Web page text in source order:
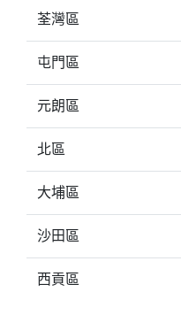
荃灣區
屯門區
元朗區
北區
大埔區
沙田區
西貢區